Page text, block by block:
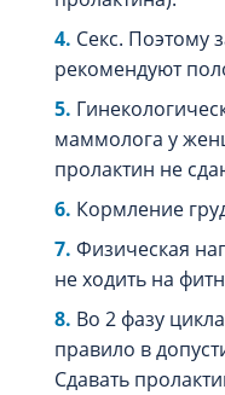
Секс. Поэтому
рекомендуют
маммолога у
пролактин не
Кормление
Физическая
не ходить на
Во 2 фазу
правило в
Сдавать